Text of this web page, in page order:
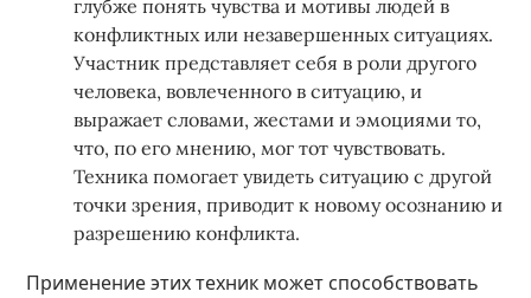
глубже понять чувства и мотивы людей в
конфликтных или незавершенных ситуациях.
Участник представляет себя в роли другого
человека, вовлеченного в ситуацию, и
выражает словами, жестами и эмоциями то,
что, по его мнению, мог тот чувствовать.
Техника помогает увидеть ситуацию с другой
точки зрения, приводит к новому осознанию и
разрешению конфликта.
Применение этих техник может способствовать